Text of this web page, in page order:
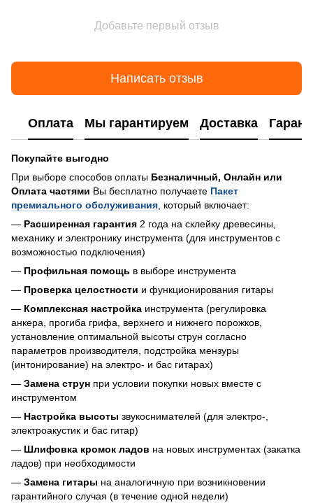
Добавьте первый отзыв
Написать отзыв
Оплата Мы гарантируем Доставка
Покупайте выгодно
При выборе способов оплаты Безналичный, Онлайн или
Оплата частями Вы бесплатно получаете Пакет
премиального обслуживания, который включает:
— Расширенная гарантия 2 года на склейку древесины,
механику и электронику инструмента (для инструментов с
возможностью подключения)
— Профильная помощь в выборе инструмента
— Проверка целостности и функционирования гитары
— Комплексная настройка инструмента (регулировка
анкера, прогиба грифа, верхнего и нижнего порожков,
установление оптимальной высоты струн согласно
параметров производителя, подстройка мензуры
(интонирование) на электро- и бас гитарах)
— Замена струн при условии покупки новых вместе с
инструментом
— Настройка высоты звукоснимателей (для электро-,
электроакустик и бас гитар)
— Шлифовка кромок ладов на новых инструментах (закатка
ладов) при необходимости
— Замена гитары на аналогичную при возникновении
гарантийного случая (в течение одной недели)